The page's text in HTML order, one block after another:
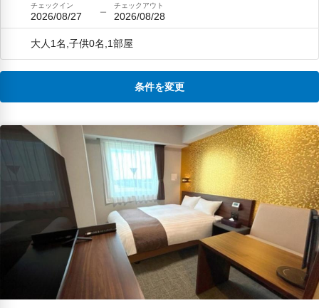
チェックイン
2026/08/27
チェックアウト
2026/08/28
大人1名,子供0名,1部屋
条件を変更